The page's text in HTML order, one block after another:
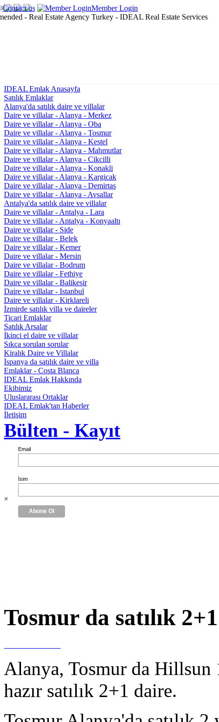
Contact us Member Login
×
IDEAL Emlak Anasayfa
Satılık Emlaklar
Alanya'da satılık daire ve villalar
Daire ve villalar - Alanya - Merkez
Daire ve villalar - Alanya - Oba
Daire ve villalar - Alanya - Tosmur
Daire ve villalar - Alanya - Kestel
Daire ve villalar - Alanya - Mahmutlar
Daire ve villalar - Alanya - Cikcilli
Daire ve villalar - Alanya - Konakli
Daire ve villalar - Alanya - Kargicak
Daire ve villalar - Alanya - Demirtas
Daire ve villalar - Alanya - Avsallar
Antalya'da satılık daire ve villalar
Daire ve villalar - Antalya - Lara
Daire ve villalar - Antalya - Konyaaltı
Daire ve villalar - Side
Daire ve villalar - Belek
Daire ve villalar - Kemer
Daire ve villalar - Mersin
Daire ve villalar - Bodrum
Daire ve villalar - Fethiye
Daire ve villalar - Balikesir
Daire ve villalar - Istanbul
Daire ve villalar - Kirklareli
İzmirde satılık villa ve daireler
Ticari Emlaklar
Satılık Arsalar
İkinci el daire ve villalar
Sıkça sorulan sorular
Kiralık Daire ve Villalar
İspanya da satılık daire ve villa
Emlaklar - Costa Blanca
IDEAL Emlak Hakkında
Ekibimiz
Uluslararası Ortaklar
IDEAL Emlak'tan Haberler
İletişim
Bülten - Kayıt
Email
İsim
Tosmur da satılık
Alanya, Tosmur da Hillsun
hazır satılık 2+1 daire.